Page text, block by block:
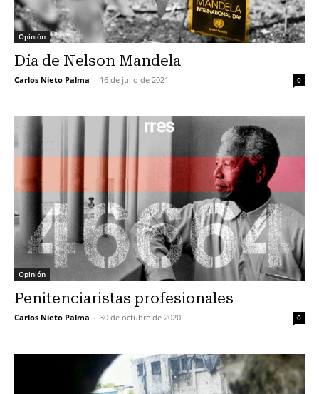
Opinión
Día de Nelson Mandela
Carlos Nieto Palma - 16 de julio de 2021 0
Opinión
Penitenciaristas profesionales
Carlos Nieto Palma - 30 de octubre de 2020 0